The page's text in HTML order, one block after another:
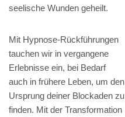
seelische Wunden geheilt.
Mit Hypnose-Rückführungen
tauchen wir in vergangene
Erlebnisse ein, bei Bedarf
auch in frühere Leben, um den
Ursprung deiner Blockaden zu
finden. Mit der Transformation